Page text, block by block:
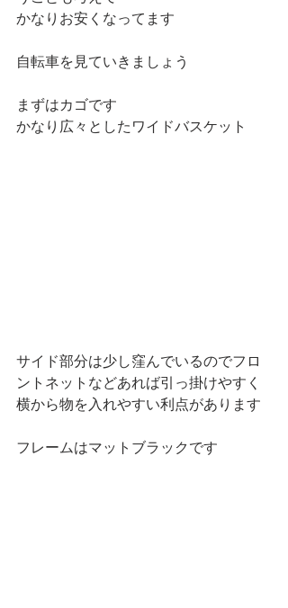
かなりお安くなってます
自転車を見ていきましょう
まずはカゴです
かなり広々としたワイドバスケット
サイド部分は少し窪んでいるのでフロ
ントネットなどあれば引っ掛けやすく
横から物を入れやすい利点があります
フレームはマットブラックです